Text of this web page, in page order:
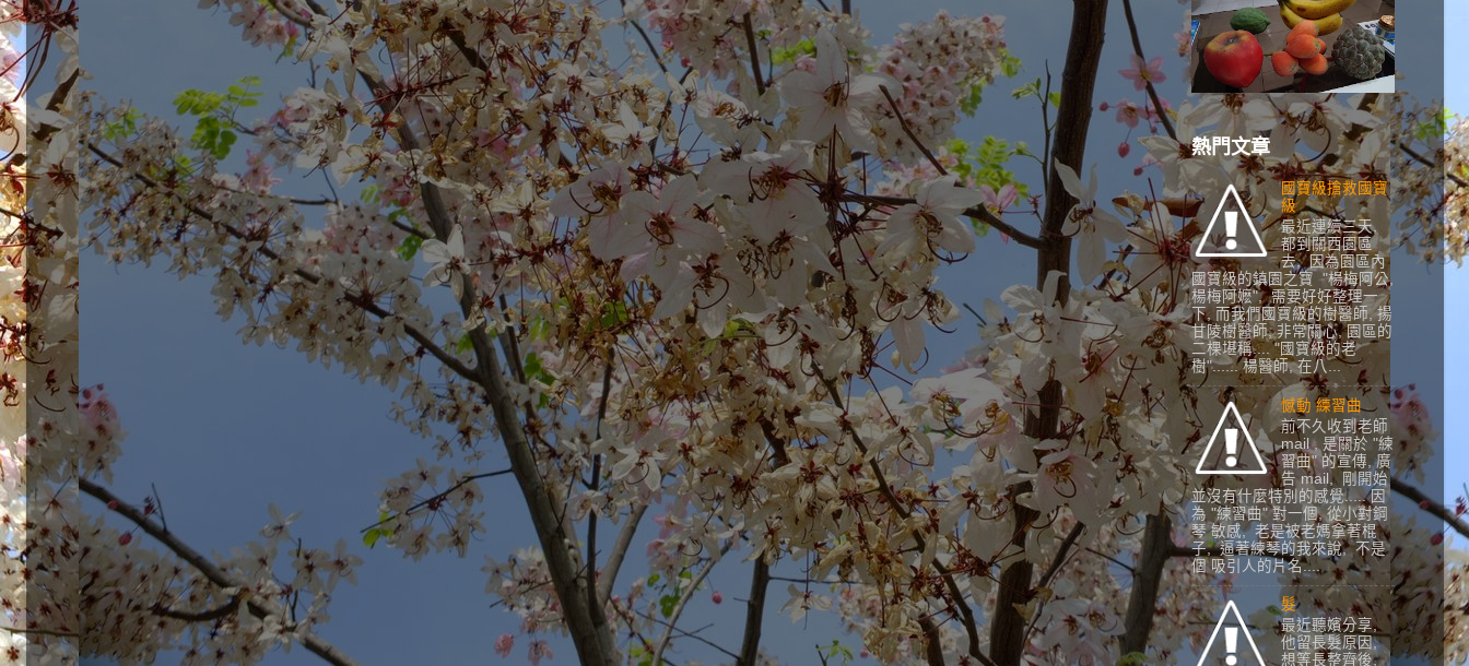
熱門文章
國寶級搶救國寶
級
最近連續三天,
都到關西園區
去, 因為園區內
國寶級的鎮園之寶 "楊梅阿公,
楊梅阿嬷", 需要好好整理一
下, 而我們國寶級的樹醫師, 揚
甘陵樹醫師, 非常關心, 園區的
二棵堪稱.... "國寶級的老
樹"...... 楊醫師, 在八...
憾動 練習曲
前不久收到老師
mail , 是關於 "練
習曲" 的宣傳, 廣
告 mail, 剛開始
並沒有什麼特別的感覺..... 因
為 "練習曲" 對一個, 從小對鋼
琴 敏感, 老是被老媽拿著棍
子, 逼著練琴的我來說, 不是
個 吸引人的片名....
髮
最近聽嬪分享,
他留長髮原因,
想等長整齊後,